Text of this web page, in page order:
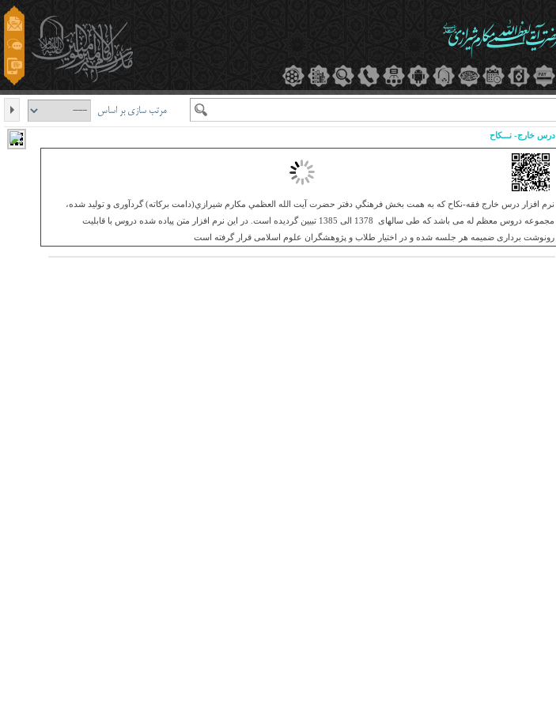
مرتب سازی بر اساس
درس خارج- نـــکاح
نرم افزار درس خارج فقه-نکاح که به همت بخش فرهنگي دفتر حضرت آيت الله العظمي مکارم شيرازي(دامت برکاته) گردآوری و تولید شده،
مجموعه دروس معظم له می باشد که طی سالهای 1378 الی 1385 تبیین گردیده است. در این نرم افزار متن پیاده شده دروس با قابلیت
رونوشت برداری ضمیمه هر جلسه شده و در اختیار طلاب و پژوهشگران علوم اسلامی قرار گرفته است